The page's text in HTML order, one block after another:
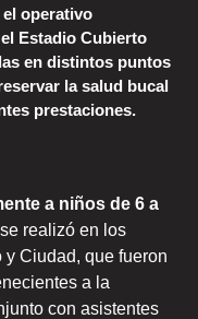
operativo
Estadio Cubierto
en distintos puntos
la salud bucal
prestaciones.
a niños de 6 a
realizó en los
Ciudad, que fueron
a la
con asistentes